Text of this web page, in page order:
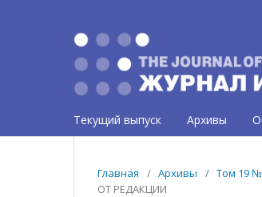
Текущий выпуск Архивы
Главная / Архивы / Том 19 №
ОТ РЕДАКЦИИ